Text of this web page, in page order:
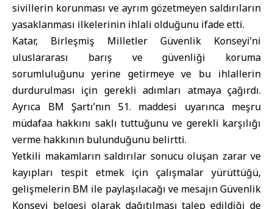
sivillerin korunması ve ayrım gözetmeyen saldırıların
yasaklanması ilkelerinin ihlali olduğunu ifade etti.
Katar, Birleşmiş Milletler Güvenlik Konseyi’ni
uluslararası barış ve güvenliği koruma
sorumluluğunu yerine getirmeye ve bu ihlallerin
durdurulması için gerekli adımları atmaya çağırdı.
Ayrıca BM Şartı’nın 51. maddesi uyarınca meşru
müdafaa hakkını saklı tuttuğunu ve gerekli karşılığı
verme hakkının bulunduğunu belirtti.
Yetkili makamların saldırılar sonucu oluşan zarar ve
kayıpları tespit etmek için çalışmalar yürüttüğü,
gelişmelerin BM ile paylaşılacağı ve mesajın Güvenlik
Konseyi belgesi olarak dağıtılması talep edildiği de